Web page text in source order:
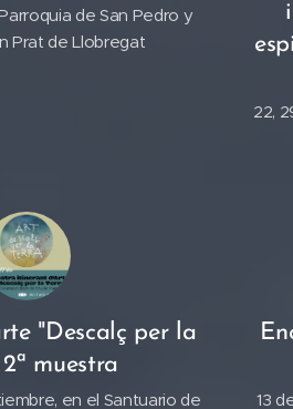
de San Pedro y
Prat de Llobregat
22,
"Descalç per la
muestra
en el Santuario de
13